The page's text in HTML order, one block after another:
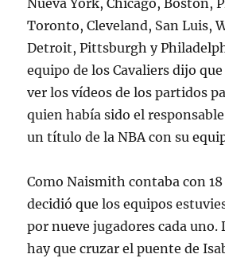
Nueva York, Chicago, Boston,
Toronto, Cleveland, San Luis,
Detroit, Pittsburgh y
equipo de los Cavaliers dijo
ver los vídeos de los partidos
quien había sido el
un título de la NBA con su
Como Naismith contaba con
decidió que los equipos
por nueve jugadores cada uno.
hay que cruzar el puente de